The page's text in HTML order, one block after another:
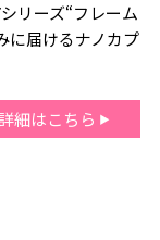
リーズ“フレーム
に届けるナノカプ
細はこちら